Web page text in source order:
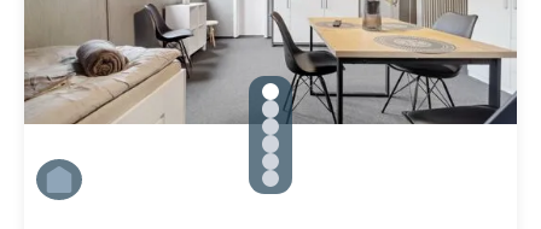
gallery.slide_selector
Zu Slide 1 wechseln
Zu Slide 2 wechseln
Zu Slide 3 wechseln
Zu Slide 4 wechseln
Zu Slide 5 wechseln
Zu Slide 6 wechseln